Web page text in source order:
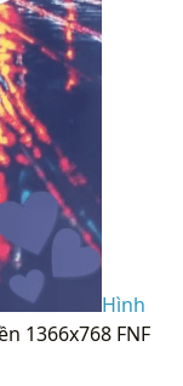
Hình
1366x768 FNF